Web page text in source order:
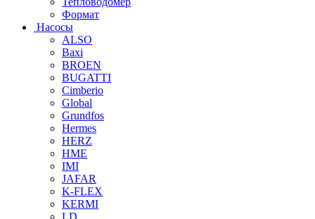
Формат
Насосы
ALSO
Baxi
BROEN
BUGATTI
Cimberio
Global
Grundfos
Hermes
HERZ
HME
IMI
JAFAR
K-FLEX
KERMI
LD